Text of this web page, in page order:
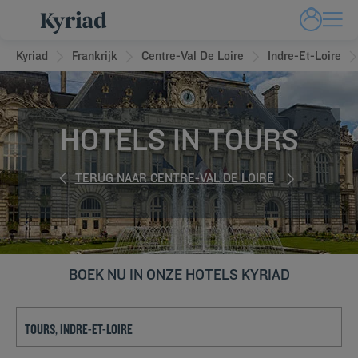
Kyriad Frankrijk Centre-Val De Loire Indre-Et-Loire
HOTELS IN TOURS
TERUG NAAR CENTRE-VAL DE LOIRE
BOEK NU IN ONZE HOTELS KYRIAD